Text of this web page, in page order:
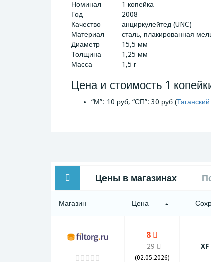
Номинал
1 копейка
Год
2008
Качество
анциркулейтед (UNC)
Материал
сталь, плакированная
Диаметр
15,5 мм
Толщина
1,25 мм
Масса
1,5 г
Цена и стоимость 1
“М”: 10 руб, “СП”: 30 руб (
Цены в магазинах
Магазин Цена
8
29
(02.05.2026)
XF